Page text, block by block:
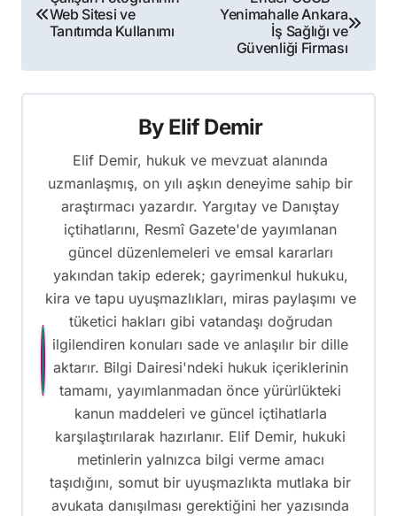
gezinmesi
Web Sitesi ve
Tanıtımda Kullanımı
Yenimahalle Ankara
İş Sağlığı ve
Güvenliği Firması
By Elif Demir
Elif Demir, hukuk ve mevzuat alanında
uzmanlaşmış, on yılı aşkın deneyime sahip bir
araştırmacı yazardır. Yargıtay ve Danıştay
içtihatlarını, Resmî Gazete'de yayımlanan
güncel düzenlemeleri ve emsal kararları
yakından takip ederek; gayrimenkul hukuku,
kira ve tapu uyuşmazlıkları, miras paylaşımı ve
tüketici hakları gibi vatandaşı doğrudan
ilgilendiren konuları sade ve anlaşılır bir dille
aktarır. Bilgi Dairesi'ndeki hukuk içeriklerinin
tamamı, yayımlanmadan önce yürürlükteki
kanun maddeleri ve güncel içtihatlarla
karşılaştırılarak hazırlanır. Elif Demir, hukuki
metinlerin yalnızca bilgi verme amacı
taşıdığını, somut bir uyuşmazlıkta mutlaka bir
avukata danışılması gerektiğini her yazısında